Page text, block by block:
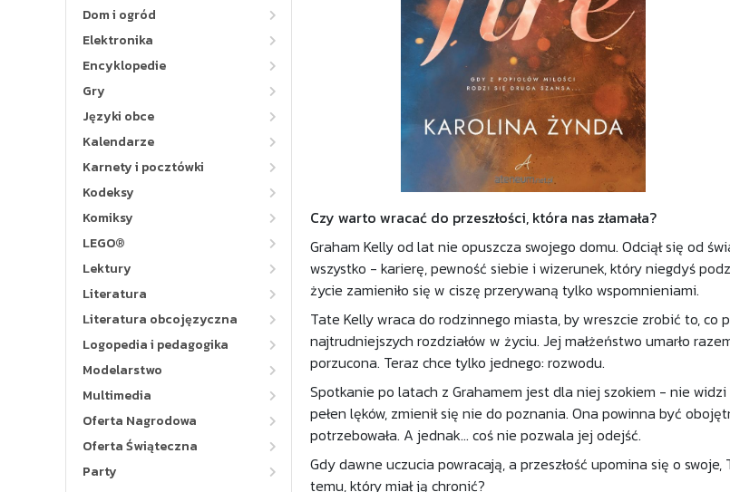
Dom i ogród
Elektronika
Encyklopedie
Gry
Języki obce
Kalendarze
Karnety i pocztówki
Kodeksy
Komiksy
LEGO®
Lektury
Literatura
Literatura obcojęzyczna
Logopedia i pedagogika
Modelarstwo
Multimedia
Oferta Nagrodowa
Oferta Świąteczna
Party
Czy warto wracać do przeszłości, która nas złamała?
Graham Kelly od lat nie opuszcza swojego domu. Odciął się od
wszystko - karierę, pewność siebie i wizerunek, który niegdyś
życie zamieniło się w ciszę przerywaną tylko wspomnieniami.
Tate Kelly wraca do rodzinnego miasta, by wreszcie zrobić to,
najtrudniejszych rozdziałów w życiu. Jej małżeństwo umarło
porzucona. Teraz chce tylko jednego: rozwodu.
Spotkanie po latach z Grahamem jest dla niej szokiem - nie
pełen lęków, zmienił się nie do poznania. Ona powinna być
potrzebowała. A jednak... coś nie pozwala jej odejść.
Gdy dawne uczucia powracają, a przeszłość upomina się o
temu, który miał ją chronić?